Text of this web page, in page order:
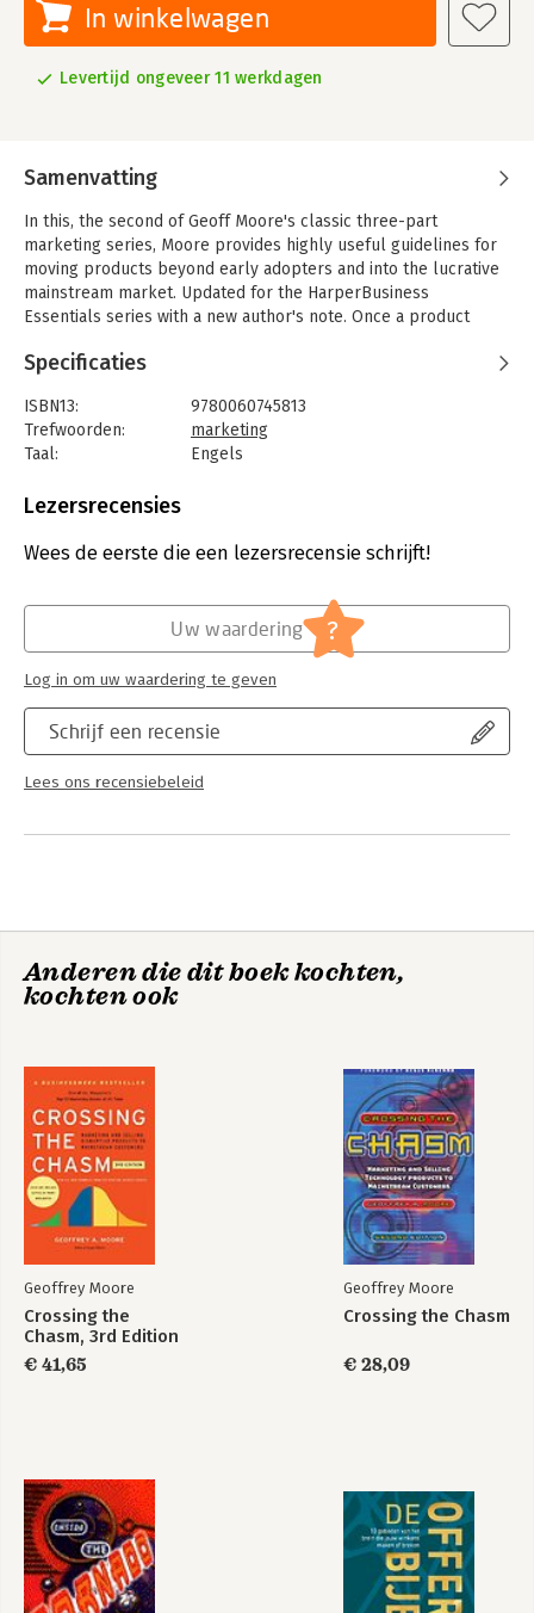
In winkelwagen
Levertijd ongeveer 11 werkdagen
Samenvatting
In this, the second of Geoff Moore's classic three-part
marketing series, Moore provides highly useful guidelines for
moving products beyond early adopters and into the lucrative
mainstream market. Updated for the HarperBusiness
Essentials series with a new author's note. Once a product
break time period where mainstream customers determine
In Inside the Tornado, Moore details various marketing
strategies that will teach marketers how reach these
tornado in order to reap the benefits of mainstream adoption.
Specificaties
ISBN13:
9780060745813
Trefwoorden:
marketing
Taal:
Engels
Aantal pagina's:
Druk:
1
Marketing
Lezersrecensies
Wees de eerste die een lezersrecensie schrijft!
Schrijf een recensie
Lees ons recensiebeleid
Uw waardering ?
Log in om uw waardering te geven
Anderen die dit boek kochten,
kochten ook
Geoffrey Moore
Crossing the
Chasm, 3rd Edition
€ 41,65
Geoffrey Moore
Crossing the Chasm
€ 28,09